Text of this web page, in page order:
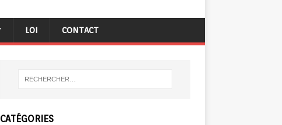
LOI CONTACT
CATÉGORIES